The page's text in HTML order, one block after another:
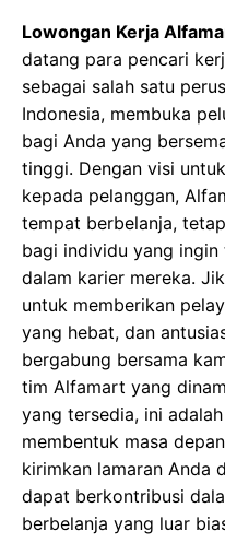
Lowongan Kerja
datang para pencari
sebagai salah satu
Indonesia, membuka
bagi Anda yang
tinggi. Dengan visi
kepada pelanggan,
tempat berbelanja,
bagi individu yang
dalam karier mereka.
untuk memberikan
yang hebat, dan
bergabung bersama
tim Alfamart yang
yang tersedia, ini
membentuk masa
kirimkan lamaran Anda
dapat berkontribusi
berbelanja yang luar